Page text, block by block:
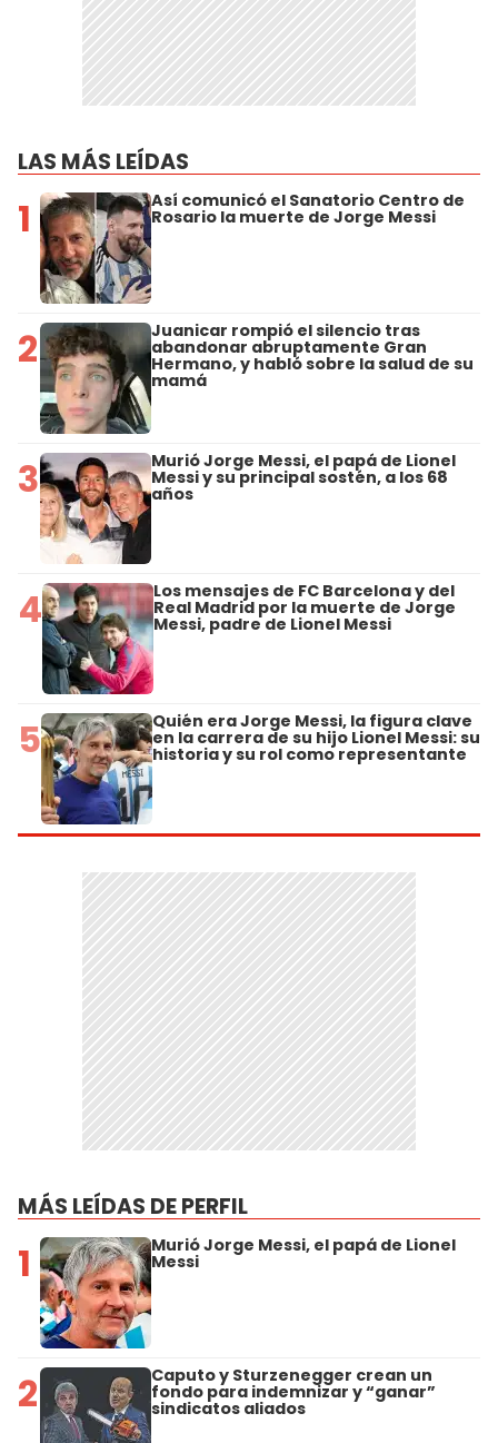
LAS MÁS LEÍDAS
1 Así comunicó el Sanatorio Centro de
Rosario la muerte de Jorge Messi
2 Juanicar rompió el silencio tras
abandonar abruptamente Gran
Hermano, y habló sobre la salud de su
mamá
3 Murió Jorge Messi, el papá de Lionel
Messi y su principal sostén, a los 68
años
4 Los mensajes de FC Barcelona y del
Real Madrid por la muerte de Jorge
Messi, padre de Lionel Messi
5 Quién era Jorge Messi, la figura clave
en la carrera de su hijo Lionel Messi: su
historia y su rol como representante
MÁS LEÍDAS DE PERFIL
1 Murió Jorge Messi, el papá de Lionel
Messi
2 Caputo y Sturzenegger crean un
fondo para indemnizar y “ganar”
sindicatos aliados